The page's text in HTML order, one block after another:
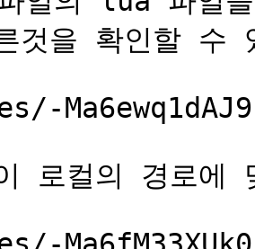
것을 확인할 수
로컬의 경로에